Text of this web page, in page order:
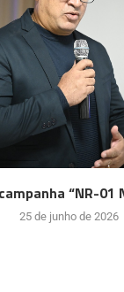
“NR-01
25 de junho de 2026